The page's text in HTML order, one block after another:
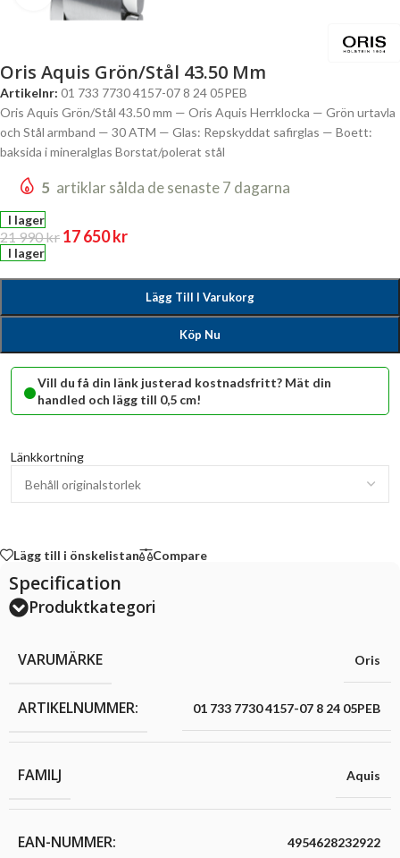
Oris Aquis Grön/Stål 43.50 Mm
Artikelnr: 01 733 7730 4157-07 8 24 05PEB
Oris Aquis Grön/Stål 43.50 mm — Oris Aquis Herrklocka — Grön urtavla
och Stål armband — 30 ATM — Glas: Repskyddat safirglas — Boett:
baksida i mineralglas Borstat/polerat stål
5 artiklar sålda de senaste 7 dagarna
I lager
21 990kr 17 650kr
I lager
Lägg Till I Varukorg
Köp Nu
•Vill du få din länk justerad kostnadsfritt? Mät din
handled och lägg till 0,5 cm!
Länkkortning
Lägg till i önskelistan Compare
Specification
Produktkategori
VARUMÄRKE Oris
ARTIKELNUMMER: 01 733 7730 4157-07 8 24 05PEB
FAMILJ Aquis
EAN-NUMMER: 4954628232922